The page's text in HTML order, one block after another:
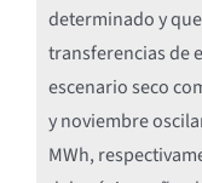
determinado y
transferencias de
escenario seco
y noviembre
MWh,